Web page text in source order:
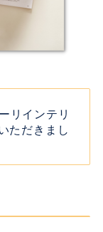
リインテリ
ただきまし